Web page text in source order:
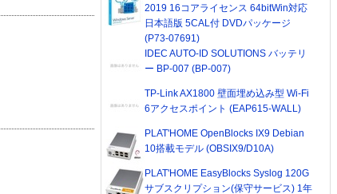
2019 16コアライセンス 64bitWin対応
日本語版 5CAL付 DVDパッケージ
(P73-07691)
IDEC AUTO-ID SOLUTIONS バッテリ
ー BP-007 (BP-007)
TP-Link AX1800 壁面埋め込み型 Wi-Fi
6アクセスポイント (EAP615-WALL)
PLAT'HOME OpenBlocks IX9 Debian
10搭載モデル (OBSIX9/D10A)
PLAT'HOME EasyBlocks Syslog 120G
サブスクリプション(保守サービス) 1年